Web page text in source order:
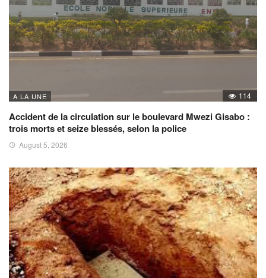
A LA UNE 114
Accident de la circulation sur le boulevard Mwezi Gisabo :
trois morts et seize blessés, selon la police
August 5, 2026